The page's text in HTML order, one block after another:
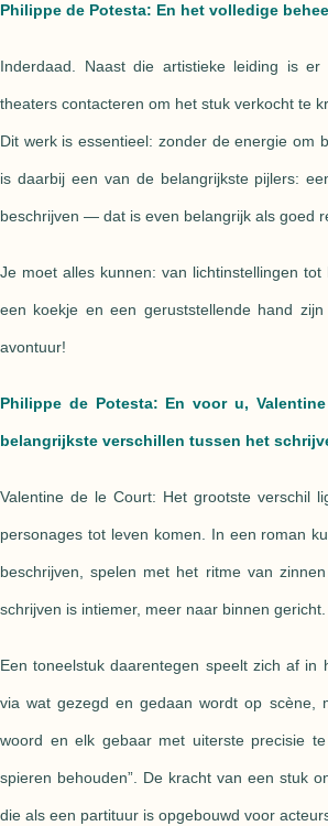
Philippe de Potesta: En het volledige
Inderdaad. Naast die artistieke leiding is er
theaters contacteren om het stuk verkocht te
Dit werk is essentieel: zonder de energie om
is daarbij een van de belangrijkste pijlers:
beschrijven — dat is even belangrijk als goed
Je moet alles kunnen: van lichtinstellingen
een koekje en een geruststellende hand
avontuur!
Philippe de Potesta: En voor u,
belangrijkste verschillen tussen het
Valentine de le Court: Het grootste verschil
personages tot leven komen. In een roman
beschrijven, spelen met het ritme van
schrijven is intiemer, meer naar binnen gericht.
Een toneelstuk daarentegen speelt zich af in
via wat gezegd en gedaan wordt op scène,
woord en elk gebaar met uiterste precisie
spieren behouden”. De kracht van een stuk
die als een partituur is opgebouwd voor